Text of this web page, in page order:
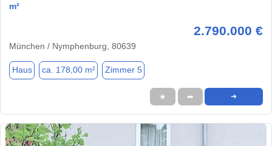
m²
2.790.000 €
München / Nymphenburg, 80639
Haus ca. 178,00 m² Zimmer 5
★ ➦ ➜